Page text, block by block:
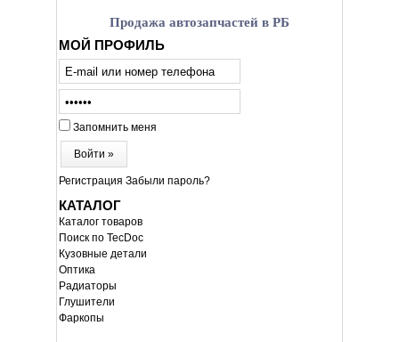
Продажа автозапчастей в РБ
МОЙ ПРОФИЛЬ
Запомнить меня
Войти »
Регистрация Забыли пароль?
КАТАЛОГ
Каталог товаров
Поиск по TecDoc
Кузовные детали
Оптика
Радиаторы
Глушители
Фаркопы